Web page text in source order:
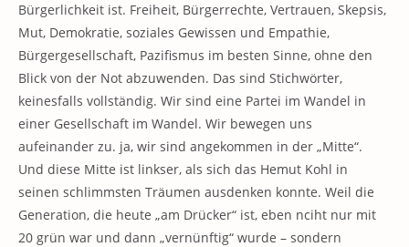
Bürgerlichkeit ist. Freiheit, Bürgerrechte, Vertrauen, Skepsis,
Mut, Demokratie, soziales Gewissen und Empathie,
Bürgergesellschaft, Pazifismus im besten Sinne, ohne den
Blick von der Not abzuwenden. Das sind Stichwörter,
keinesfalls vollständig. Wir sind eine Partei im Wandel in
einer Gesellschaft im Wandel. Wir bewegen uns
aufeinander zu. ja, wir sind angekommen in der „Mitte“.
Und diese Mitte ist linkser, als sich das Hemut Kohl in
seinen schlimmsten Träumen ausdenken konnte. Weil die
Generation, die heute „am Drücker“ ist, eben nciht nur mit
20 grün war und dann „vernünftig“ wurde – sondern